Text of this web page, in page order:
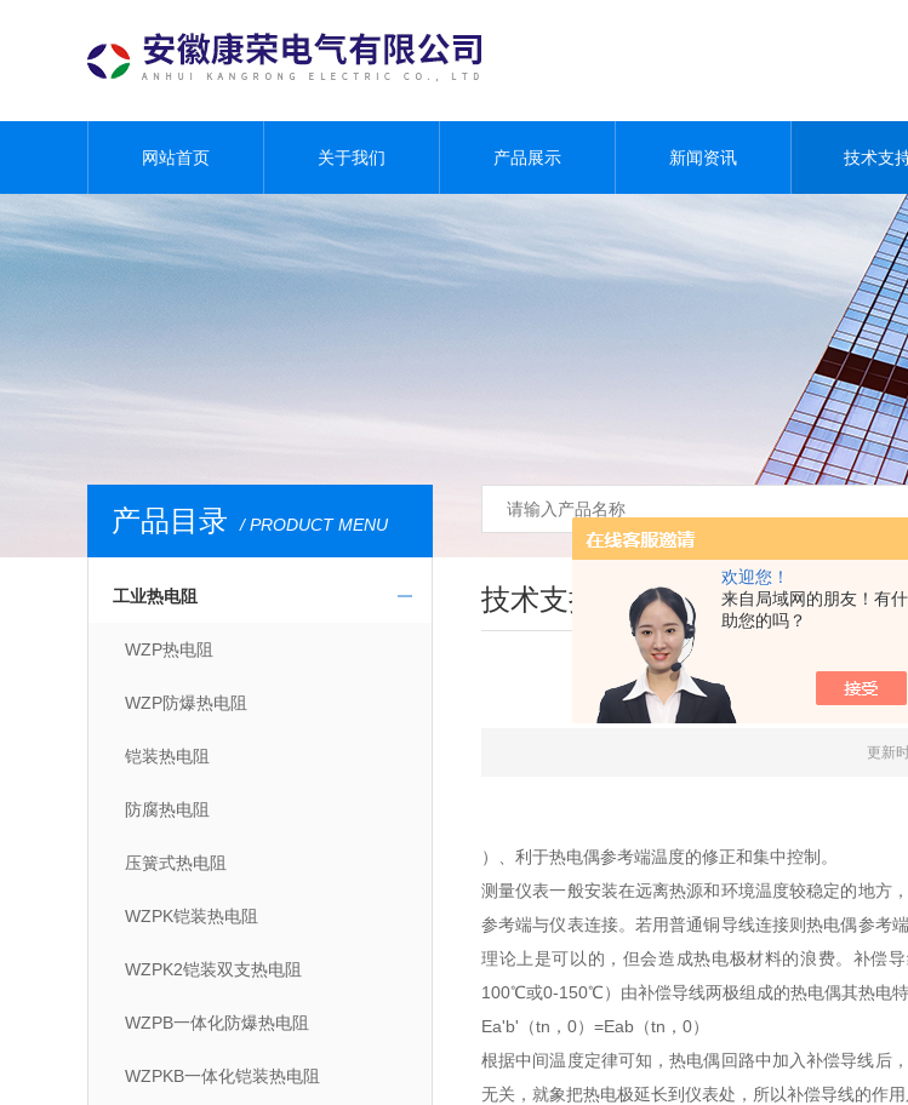
欢迎您！
来自局域网的朋友！有
助您的吗？
网站首页 关于我们 产品展示 新闻资讯 技术支
产品目录 / PRODUCT MENU
工业热电阻
WZP热电阻
WZP防爆热电阻
铠装热电阻
防腐热电阻
压簧式热电阻
WZPK铠装热电阻
WZPK2铠装双支热电阻
WZPB一体化防爆热电阻
WZPKB一体化铠装热电阻
技术支持
热
更新
）、利于热电偶参考端温度的修正和集中控制。
测量仪表一般安装在远离热源和环境温度较稳定的地方
参考端与仪表连接。若用普通铜导线连接则热电偶参考
理论上是可以的，但会造成热电极材料的浪费。补偿
100℃或0-150℃）由补偿导线两极组成的热电偶其热电
Ea'b'（tn，0）=Eab（tn，0）
根据中间温度定律可知，热电偶回路中加入补偿导线后
无关，就象把热电极延长到仪表处，所以补偿导线的作